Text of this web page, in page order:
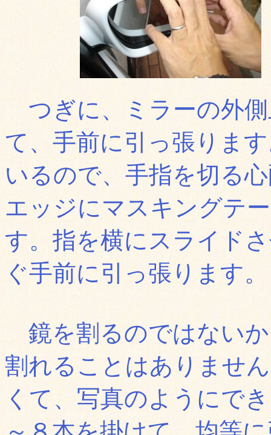
つぎに、ミラーの外
て、手前に引っ張りま
いるので、手指を切る
エッジにマスキングテ
す。指を横にスライド
ぐ手前に引っ張ります。
鏡を割るのではない
割れることはありませ
くて、写真のようにで